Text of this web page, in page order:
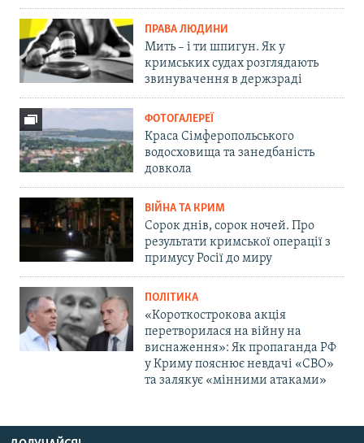
ПРАВА ЛЮДИНИ
Мить – і ти шпигун. Як у
кримських судах розглядають
звинувачення в держзраді
ФОТОГАЛЕРЕЇ
Краса Сімферопольського
водосховища та занедбаність
довкола
ВІЙНА ТА КРИМ
Сорок днів, сорок ночей. Про
результати кримської операції з
примусу Росії до миру
ПОЛІТИКА
«Короткострокова акція
перетворилася на війну на
виснаження»: Як пропаганда РФ
у Криму пояснює невдачі «СВО»
та залякує «мінними атаками»